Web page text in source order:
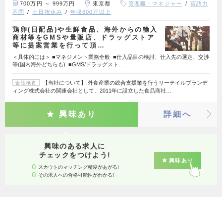
700万円 ～ 999万円 東京都 管理職・マネジャー
英語力
不問
土日祝休み 年収600万以上
鶏卵(日配品)や生鮮食品、海外からの輸入
商材等をGMSや量販店、ドラッグストア
等に提案営業を行って頂…
＜具体的には＞ ■マネジメント業務全般 ■仕入品目の検討、仕入先の選定、交渉
等(国内海外どちらも) ■GMS/ドラッグスト…
会社概要
【当社について】 外食産業の総合支援業を行うリーテイルブランデ
ィング株式会社の関連会社として、2011年に設立した食品商社…
興味あり 詳細へ
興味のある求人に
チェックをつけよう!
スカウトのマッチング精度があがる!
その求人への合格可能性がわかる!
興味あり